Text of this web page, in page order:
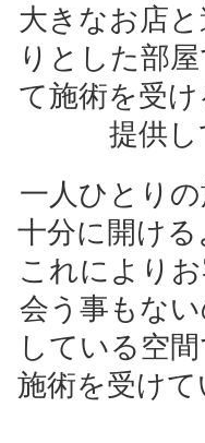
大きなお店
りとした部
て施術を受
提供し
一人ひとり
十分に開ける
これにより
会う事もな
している空
施術を受け